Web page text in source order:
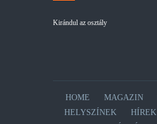
Kirándul az osztály
HOME MAGAZIN
HELYSZÍNEK
HÍREK